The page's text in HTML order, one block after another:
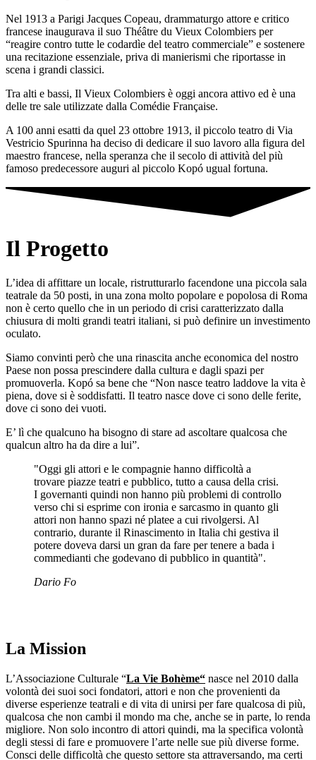
Nel 1913 a Parigi Jacques Copeau, drammaturgo attore e critico
francese inaugurava il suo Théâtre du Vieux Colombiers per
“reagire contro tutte le codardìe del teatro commerciale” e sostenere
una recitazione essenziale, priva di manierismi che riportasse in
scena i grandi classici.
Tra alti e bassi, Il Vieux Colombiers è oggi ancora attivo ed è una
delle tre sale utilizzate dalla Comédie Française.
A 100 anni esatti da quel 23 ottobre 1913, il piccolo teatro di Via
Vestricio Spurinna ha deciso di dedicare il suo lavoro alla figura del
maestro francese, nella speranza che il secolo di attività del più
famoso predecessore auguri al piccolo Kopó ugual fortuna.
Il Progetto
L’idea di affittare un locale, ristrutturarlo facendone una piccola sala
teatrale da 50 posti, in una zona molto popolare e popolosa di Roma
non è certo quello che in un periodo di crisi caratterizzato dalla
chiusura di molti grandi teatri italiani, si può definire un investimento
oculato.
Siamo convinti però che una rinascita anche economica del nostro
Paese non possa prescindere dalla cultura e dagli spazi per
promuoverla. Kopó sa bene che “Non nasce teatro laddove la vita è
piena, dove si è soddisfatti. Il teatro nasce dove ci sono delle ferite,
dove ci sono dei vuoti.
E’ lì che qualcuno ha bisogno di stare ad ascoltare qualcosa che
qualcun altro ha da dire a lui”.
"Oggi gli attori e le compagnie hanno difficoltà a
trovare piazze teatri e pubblico, tutto a causa della crisi.
I governanti quindi non hanno più problemi di controllo
verso chi si esprime con ironia e sarcasmo in quanto gli
attori non hanno spazi né platee a cui rivolgersi. Al
contrario, durante il Rinascimento in Italia chi gestiva il
potere doveva darsi un gran da fare per tenere a bada i
commedianti che godevano di pubblico in quantità".
Dario Fo
La Mission
L’Associazione Culturale “La Vie Bohème“ nasce nel 2010 dalla
volontà dei suoi soci fondatori, attori e non che provenienti da
diverse esperienze teatrali e di vita di unirsi per fare qualcosa di più,
qualcosa che non cambi il mondo ma che, anche se in parte, lo renda
migliore. Non solo incontro di attori quindi, ma la specifica volontà
degli stessi di fare e promuovere l’arte nelle sue più diverse forme.
Consci delle difficoltà che questo settore sta attraversando, ma certi